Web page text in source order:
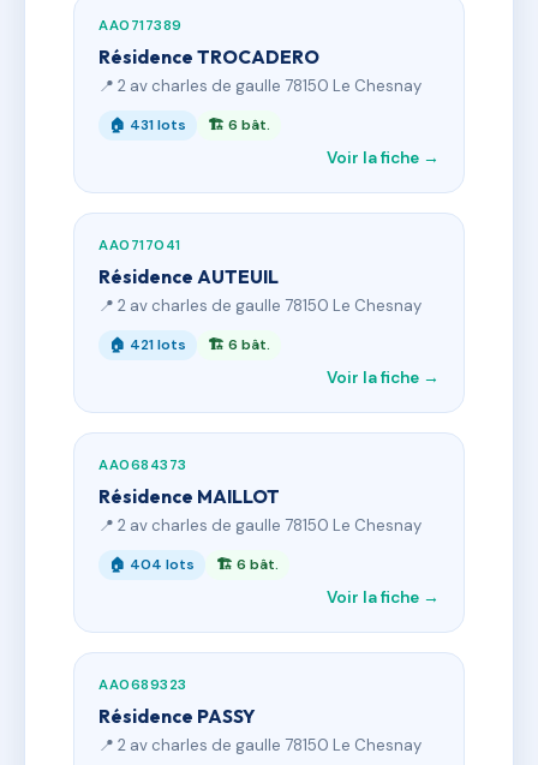
AA0717389
Résidence TROCADERO
📍 2 av charles de gaulle 78150 Le Chesnay
🏠 431 lots 🏗 6 bât.
Voir la fiche →
AA0717041
Résidence AUTEUIL
📍 2 av charles de gaulle 78150 Le Chesnay
🏠 421 lots 🏗 6 bât.
Voir la fiche →
AA0684373
Résidence MAILLOT
📍 2 av charles de gaulle 78150 Le Chesnay
🏠 404 lots 🏗 6 bât.
Voir la fiche →
AA0689323
Résidence PASSY
📍 2 av charles de gaulle 78150 Le Chesnay